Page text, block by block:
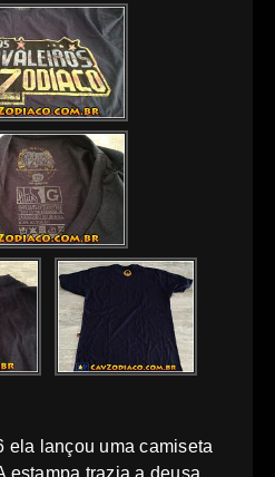
ela lançou uma camiseta
estampa trazia a deusa